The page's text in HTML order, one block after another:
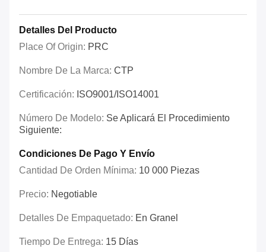
Detalles Del Producto
Place Of Origin: PRC
Nombre De La Marca: CTP
Certificación: ISO9001/ISO14001
Número De Modelo: Se Aplicará El Procedimiento
Siguiente:
Condiciones De Pago Y Envío
Cantidad De Orden Mínima: 10 000 Piezas
Precio: Negotiable
Detalles De Empaquetado: En Granel
Tiempo De Entrega: 15 Días